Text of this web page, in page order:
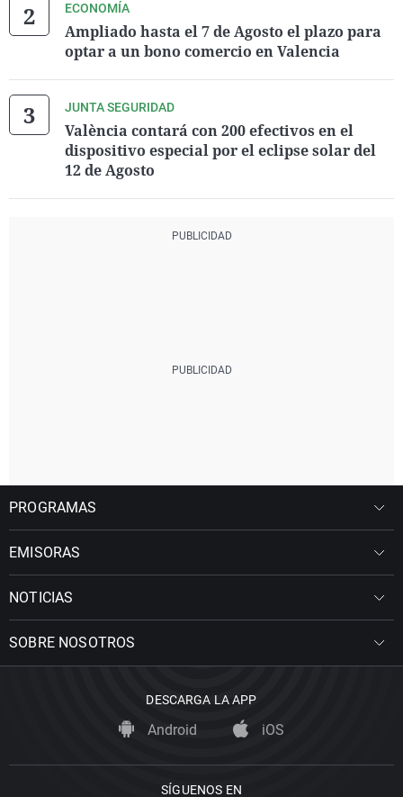
ECONOMÍA
Ampliado hasta el 7 de Agosto el plazo para
optar a un bono comercio en Valencia
JUNTA SEGURIDAD
València contará con 200 efectivos en el
dispositivo especial por el eclipse solar del
12 de Agosto
PROGRAMAS
EMISORAS
NOTICIAS
SOBRE NOSOTROS
DESCARGA LA APP
Android iOS
SÍGUENOS EN